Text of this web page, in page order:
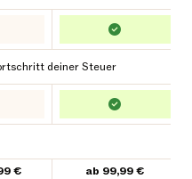
deiner Steuer
€ ab 99,99 €